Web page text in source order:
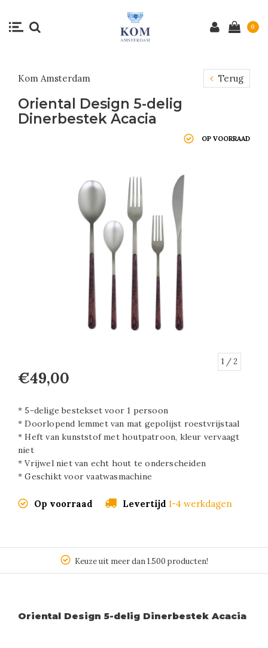
0
Kom Amsterdam Terug
Oriental Design 5-delig
Dinerbestek Acacia
OP VOORRAAD
1 / 2
€49,00
* 5-delige bestekset voor 1 persoon
* Doorlopend lemmet van mat gepolijst roestvrijstaal
* Heft van kunststof met houtpatroon, kleur vervaagt
niet
* Vrijwel niet van echt hout te onderscheiden
* Geschikt voor vaatwasmachine
Op voorraad Levertijd 1-4 werkdagen
Keuze uit meer dan 1.500 producten!
Oriental Design 5-delig Dinerbestek Acacia